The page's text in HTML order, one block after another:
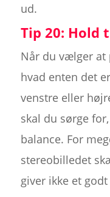
ud.
Tip 20: Hold
Når du vælger at
hvad enten det er
venstre eller
skal du sørge
balance. For
stereobilledet
giver ikke et